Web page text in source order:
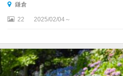
鎌倉
22 2025/02/04～